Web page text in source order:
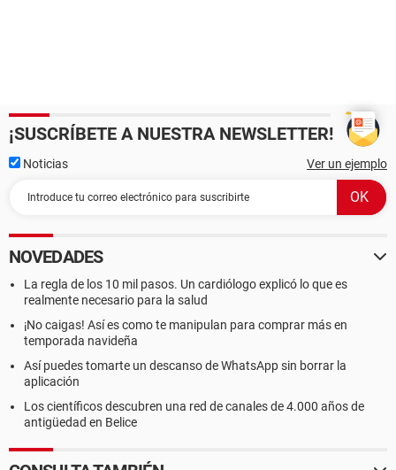
¡SUSCRÍBETE A NUESTRA NEWSLETTER!
Noticias Ver un ejemplo
NOVEDADES
La regla de los 10 mil pasos. Un cardiólogo explicó lo que es
realmente necesario para la salud
¡No caigas! Así es como te manipulan para comprar más en
temporada navideña
Así puedes tomarte un descanso de WhatsApp sin borrar la
aplicación
Los científicos descubren una red de canales de 4.000 años de
antigüedad en Belice